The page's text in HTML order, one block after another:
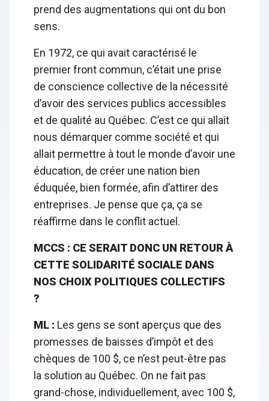
prend des augmentations qui ont du bon
sens.
En 1972, ce qui avait caractérisé le
premier front commun, c’était une prise
de conscience collective de la nécessité
d’avoir des services publics accessibles
et de qualité au Québec. C’est ce qui allait
nous démarquer comme société et qui
allait permettre à tout le monde d’avoir une
éducation, de créer une nation bien
éduquée, bien formée, afin d’attirer des
entreprises. Je pense que ça, ça se
réaffirme dans le conflit actuel.
MCCS : CE SERAIT DONC UN RETOUR À
CETTE SOLIDARITÉ SOCIALE DANS
NOS CHOIX POLITIQUES COLLECTIFS
?
ML : Les gens se sont aperçus que des
promesses de baisses d’impôt et des
chèques de 100 $, ce n’est peut-être pas
la solution au Québec. On ne fait pas
grand-chose, individuellement, avec 100 $,